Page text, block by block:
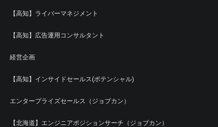
【高知】ライバーマネジメント
【高知】広告運用コンサルタント
経営企画
【高知】インサイドセールス(ポテンシャル)
エンタープライズセールス（ジョブカン）
【北海道】エンジニアポジションサーチ（ジョブカン）